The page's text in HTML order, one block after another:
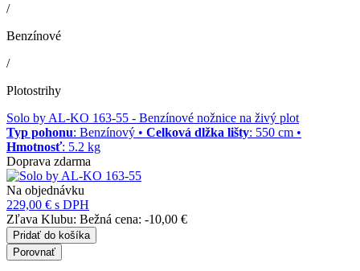
/
Benzínové
/
Plotostrihy
Solo by AL-KO 163-55 - Benzínové nožnice na živý plot
Typ pohonu: Benzínový • Celková dlžka lišty: 550 cm •
Hmotnosť: 5.2 kg
Doprava zdarma
Na objednávku
229,00 € s DPH
Zľava Klubu: Bežná cena: -10,00 €
Pridať do košíka
Porovnať